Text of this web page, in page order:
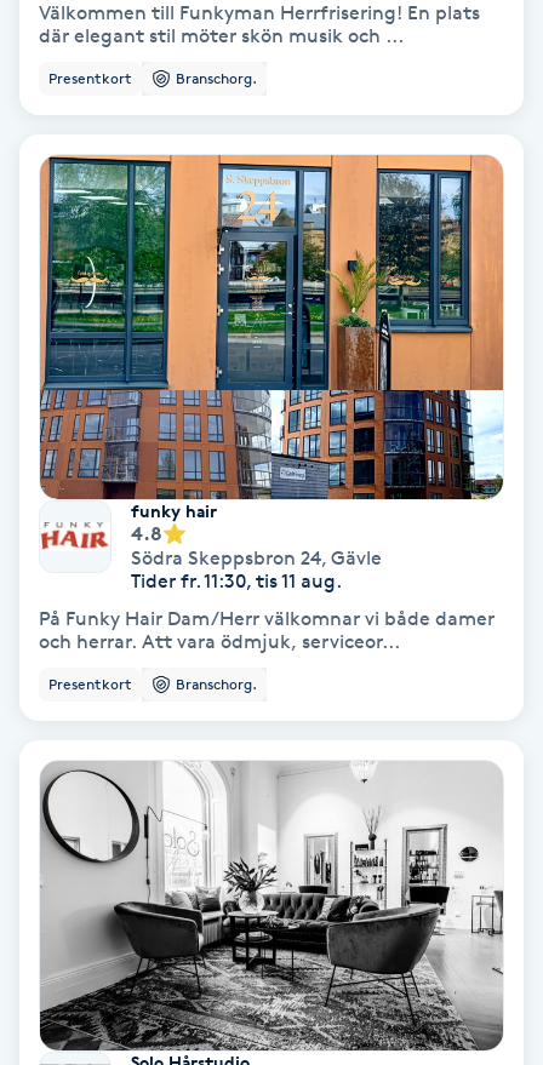
Fotmassage
Fotsvamp
Fotvård
Fransar
Fransborttagning
Fransfärgning
Fransförlängning
Fransförlängning Megavolym
Fransförlängning Volym
Fransk manikyr
Fransrengöring
Frekvensterapi
Friskvård
Friskvårdsmassage
Funktionsanalys
Välkommen till Funkyman Herrfrisering! En plats
där elegant stil möter skön musik och ...
Presentkort Branschorg.
funky hair
4.8
Södra Skeppsbron 24, Gävle
Tider fr. 11:30, tis 11 aug.
På Funky Hair Dam/Herr välkomnar vi både damer
och herrar. Att vara ödmjuk, serviceor...
Presentkort Branschorg.